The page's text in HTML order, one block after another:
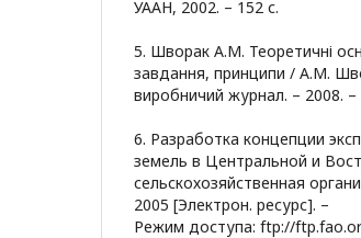
УААН, 2002. – 152 с.
5. Шворак А.М. Теоретичні
завдання, принципи / А.М.
виробничий журнал. – 2008.
6. Разработка концепции
земель в Центральной и
сельскохозяйственная
2005 [Электрон. ресурс]. –
Режим доступа: ftp://